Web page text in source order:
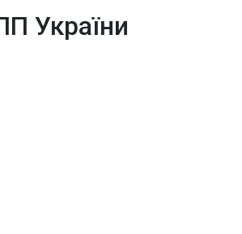
України